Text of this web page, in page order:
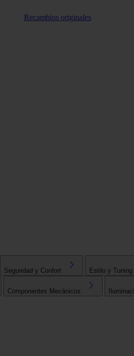
Recambios originales
Seguridad y Confort Estilo y Tuning
Componentes Mecánicos